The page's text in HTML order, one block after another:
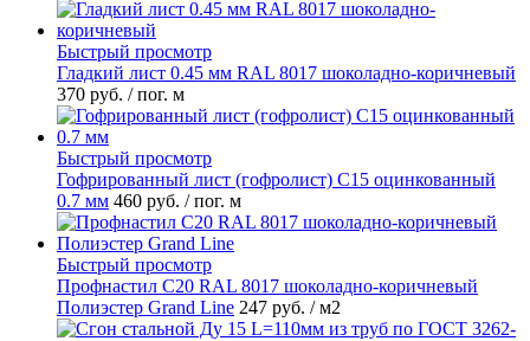
Быстрый просмотр
Гладкий лист 0.45 мм RAL 8017 шоколадно-коричневый
370 руб. / пог. м
Быстрый просмотр
Гофрированный лист (гофролист) С15 оцинкованный
0.7 мм 460 руб. / пог. м
Быстрый просмотр
Профнастил С20 RAL 8017 шоколадно-коричневый
Полиэстер Grand Line 247 руб. / м2